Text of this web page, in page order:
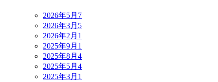
2026年5月 7
2026年3月 5
2026年2月 1
2025年9月 1
2025年8月 4
2025年5月 4
2025年3月 1